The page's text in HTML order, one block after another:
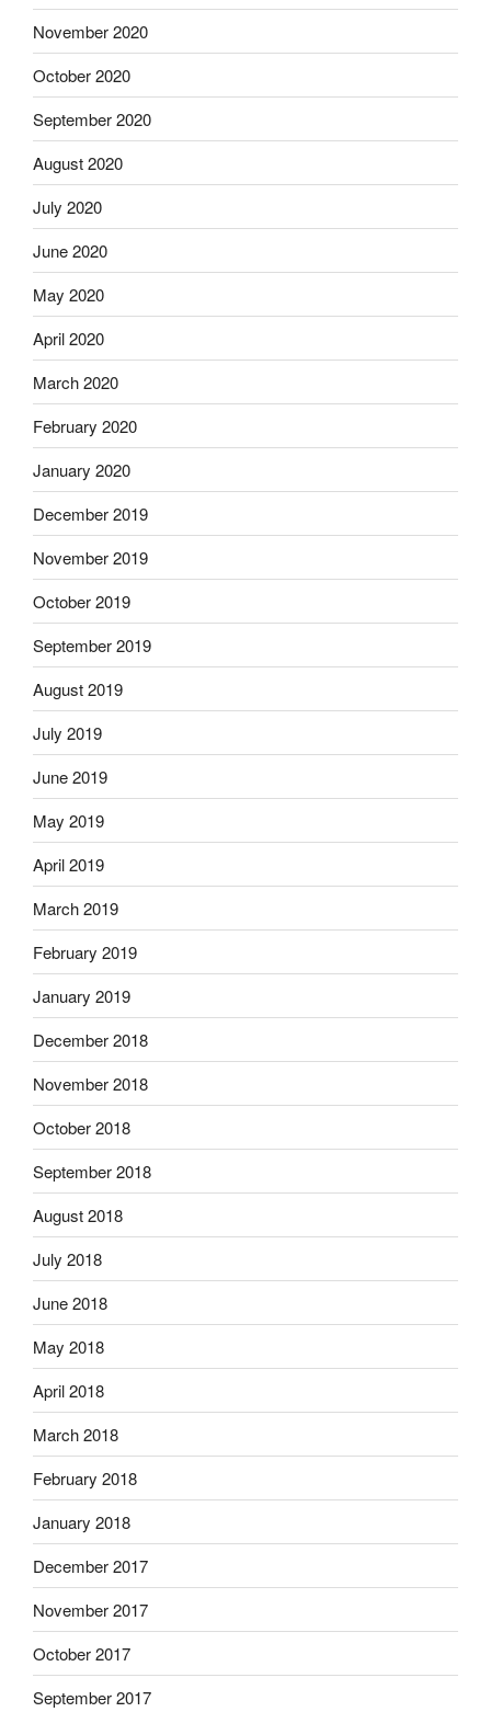
November 2020
October 2020
September 2020
August 2020
July 2020
June 2020
May 2020
April 2020
March 2020
February 2020
January 2020
December 2019
November 2019
October 2019
September 2019
August 2019
July 2019
June 2019
May 2019
April 2019
March 2019
February 2019
January 2019
December 2018
November 2018
October 2018
September 2018
August 2018
July 2018
June 2018
May 2018
April 2018
March 2018
February 2018
January 2018
December 2017
November 2017
October 2017
September 2017